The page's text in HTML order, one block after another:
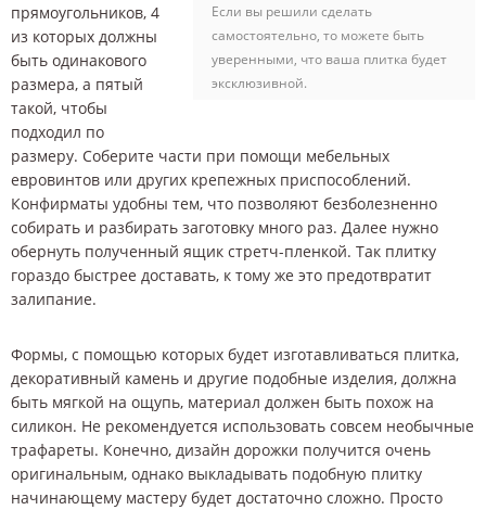
Если вы решили сделать
самостоятельно, то можете быть
уверенными, что ваша плитка будет
эксклюзивной.
прямоугольников, 4
из которых должны
быть одинакового
размера, а пятый
такой, чтобы
подходил по
размеру. Соберите части при помощи мебельных
евровинтов или других крепежных приспособлений.
Конфирматы удобны тем, что позволяют безболезненно
собирать и разбирать заготовку много раз. Далее нужно
обернуть полученный ящик стретч-пленкой. Так плитку
гораздо быстрее доставать, к тому же это предотвратит
залипание.
Формы, с помощью которых будет изготавливаться плитка,
декоративный камень и другие подобные изделия, должна
быть мягкой на ощупь, материал должен быть похож на
силикон. Не рекомендуется использовать совсем необычные
трафареты. Конечно, дизайн дорожки получится очень
оригинальным, однако выкладывать подобную плитку
начинающему мастеру будет достаточно сложно. Просто